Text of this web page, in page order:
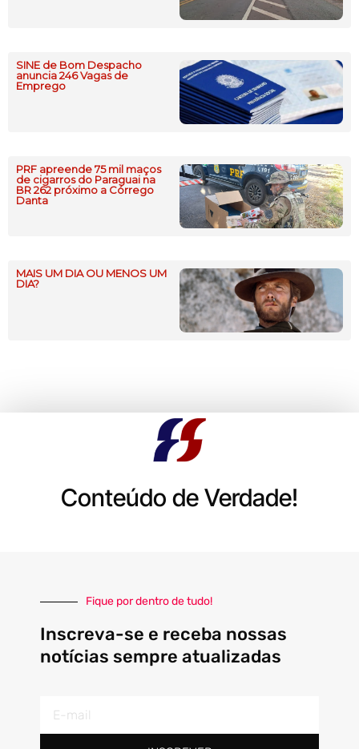
SINE de Bom Despacho
anuncia 246 Vagas de
Emprego
PRF apreende 75 mil maços
de cigarros do Paraguai na
BR 262 próximo a Córrego
Danta
MAIS UM DIA OU MENOS UM
DIA?
Conteúdo de Verdade!
Fique por dentro de tudo!
Inscreva-se e receba nossas
notícias sempre atualizadas